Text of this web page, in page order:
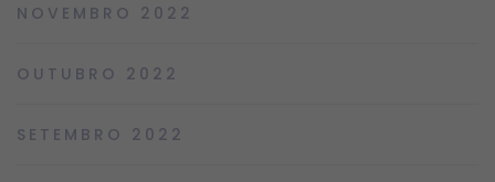
NOVEMBRO 2022
OUTUBRO 2022
SETEMBRO 2022